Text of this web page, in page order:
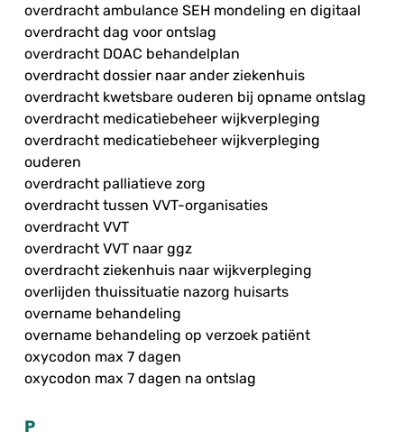
overdracht ambulance SEH mondeling en digitaal
overdracht dag voor ontslag
overdracht DOAC behandelplan
overdracht dossier naar ander ziekenhuis
overdracht kwetsbare ouderen bij opname ontslag
overdracht medicatiebeheer wijkverpleging
overdracht medicatiebeheer wijkverpleging
ouderen
overdracht palliatieve zorg
overdracht tussen VVT-organisaties
overdracht VVT
overdracht VVT naar ggz
overdracht ziekenhuis naar wijkverpleging
overlijden thuissituatie nazorg huisarts
overname behandeling
overname behandeling op verzoek patiënt
oxycodon max 7 dagen
oxycodon max 7 dagen na ontslag
P